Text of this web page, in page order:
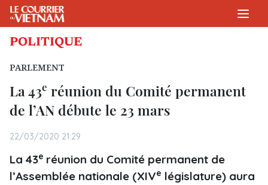
POLITIQUE
PARLEMENT
La 43e réunion du Comité permanent
de l’AN débute le 23 mars
22/03/2020 21:29
La 43e réunion du Comité permanent de
l’Assemblée nationale (XIVe législature) aura